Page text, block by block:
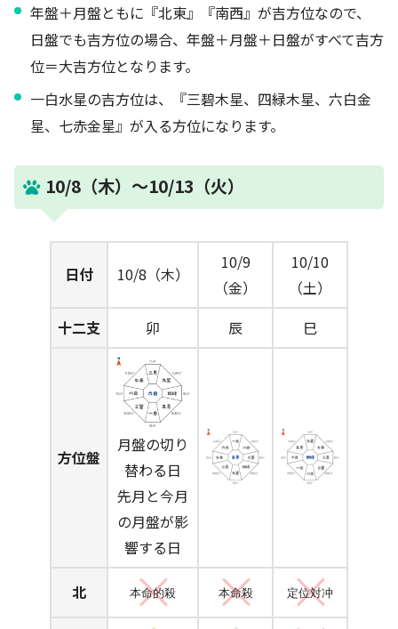
年盤＋月盤ともに『北東』『南西』が吉方位なので、
日盤でも吉方位の場合、年盤＋月盤＋日盤がすべて吉方
位＝大吉方位となります。
一白水星の吉方位は、『三碧木星、四緑木星、六白金
星、七赤金星』が入る方位になります。
10/8（木）～10/13（火）
日付 10/8（木）
10/9
（金）
10/10
（土）
十二支
卯 辰 巳
方位盤
月盤の切り
替わる日
先月と今月
の月盤が影
響する日
北 本命的殺 本命殺 定位対冲